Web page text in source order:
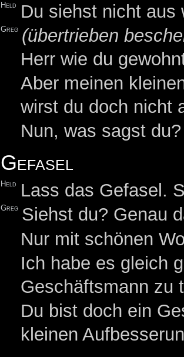
Held Du siehst nicht aus
Greg (übertrieben
Herr wie du
Aber meinen
wirst du doch nicht
Nun, was sagst
Gefasel
Held Lass das Gefasel.
Greg Siehst du? Genau
Nur mit schönen
Ich habe es gleich
Geschäftsmann zu
Du bist doch ein
kleinen